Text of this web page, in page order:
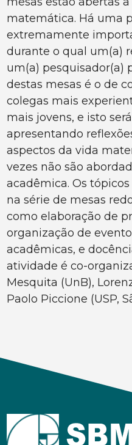
matemática. Há uma
extremamente
durante o qual um(a)
um(a) pesquisador(a)
destas mesas é o de
colegas mais
mais jovens, e isto
apresentando
aspectos da vida
vezes não são
acadêmica. Os
na série de mesas
como elaboração de
organização de
acadêmicas, e
atividade é co-
Mesquita (UnB),
Paolo Piccione (USP,